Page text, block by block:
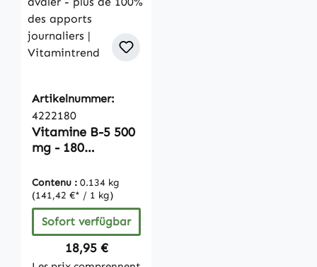
Artikelnummer:
4222180
Vitamine B-5 500
mg - 180
pelliculés - faciles
à avaler - plus de
100% des apports
journaliers |
Vitamintrend
Contenu : 0.134 kg
(141,42 €* / 1 kg)
Sofort verfügbar
Regulärer Preis:
18,95 €